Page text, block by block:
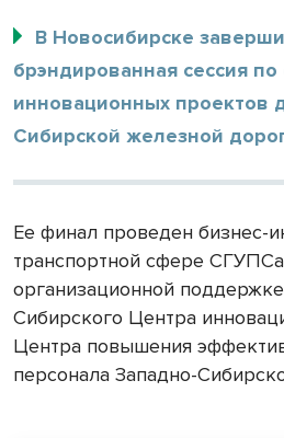
В Новосибирске
брэндированная сессия
инновационных проектов
Сибирской железной
Ее финал проведен бизнес-
транспортной сфере
организационной
Сибирского Центра
Центра повышения
персонала Западно-